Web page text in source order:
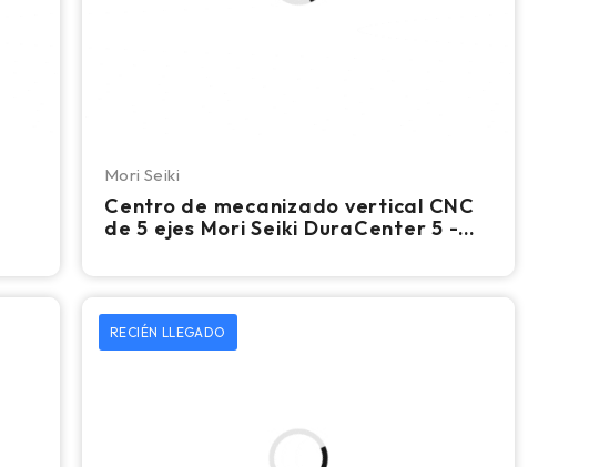
Mori Seiki
Centro de mecanizado vertical CNC
de 5 ejes Mori Seiki DuraCenter 5 -
RECIÉN LLEGADO